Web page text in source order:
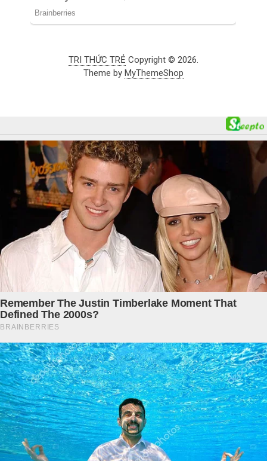
TRI THỨC TRẺ Copyright © 2026.
Theme by MyThemeShop